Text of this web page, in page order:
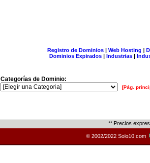
Registro de Dominios| Web Hosting |
Dominios Expirados | Industrias |
Categorías de Dominio:
[Pág.
** Precios
© 2002/2022 Solo10.com